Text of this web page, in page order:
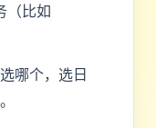
（比如
哪个，选日